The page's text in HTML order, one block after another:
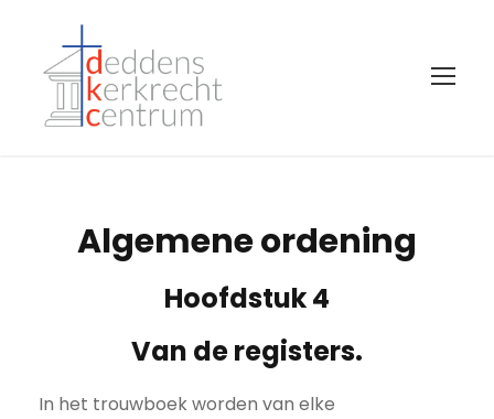
Algemene ordening
Hoofdstuk 4
Van de registers.
In het trouwboek worden van elke